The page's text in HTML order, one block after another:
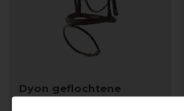
Dyon geflochtene